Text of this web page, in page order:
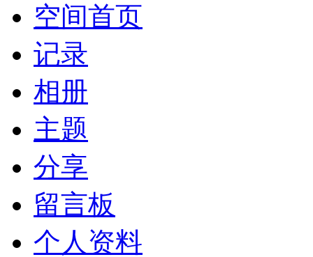
空间首页
记录
相册
主题
分享
留言板
个人资料